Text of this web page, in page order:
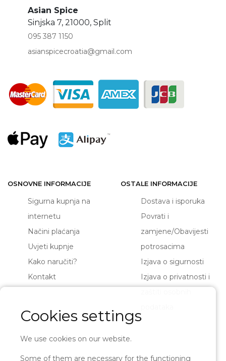
Cookies settings
We use cookies on our website.
Some of them are necessary for the functioning
Asian Spice
Sinjska 7, 21000, Split
095 387 1150
asianspicecroatia@gmail.com
OSNOVNE INFORMACIJE
Sigurna kupnja na
internetu
Načini plaćanja
Uvjeti kupnje
Kako naručiti?
Kontakt
OSTALE INFORMACIJE
Dostava i isporuka
Povrati i
zamjene/Obavijesti
potrosacima
Izjava o sigurnosti
Izjava o privatnosti i